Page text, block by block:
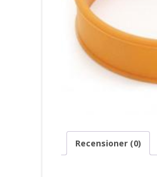
Recensioner (0)